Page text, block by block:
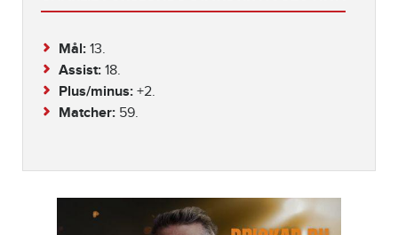
Mål: 13.
Assist: 18.
Plus/minus: +2.
Matcher: 59.